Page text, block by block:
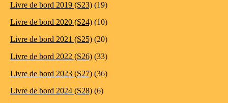
Livre de bord 2019 (S23) (19)
Livre de bord 2020 (S24) (10)
Livre de bord 2021 (S25) (20)
Livre de bord 2022 (S26) (33)
Livre de bord 2023 (S27) (36)
Livre de bord 2024 (S28) (6)